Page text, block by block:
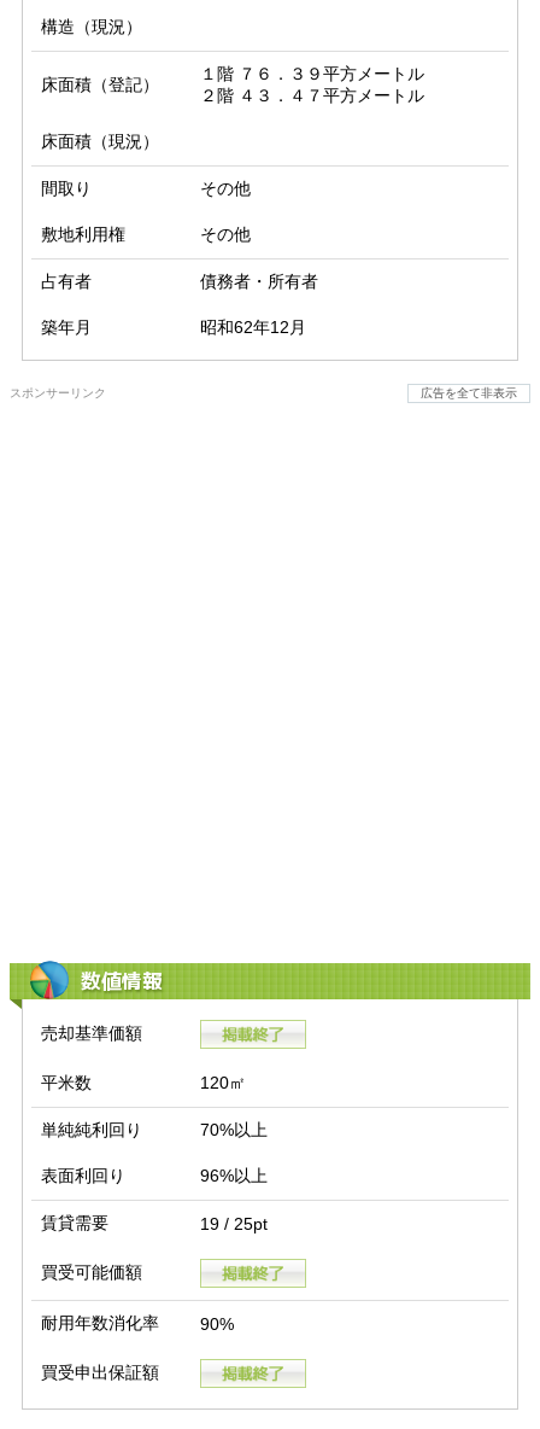
構造（現況）
床面積（登記）
１階 ７６．３９平方メートル
２階 ４３．４７平方メートル
床面積（現況）
間取り その他
敷地利用権 その他
占有者 債務者・所有者
築年月 昭和62年12月
スポンサーリンク 広告を全て非表示
数値情報
売却基準価額
平米数 120㎡
単純純利回り 70%以上
表面利回り 96%以上
賃貸需要 19 / 25pt
買受可能価額
耐用年数消化率 90%
買受申出保証額